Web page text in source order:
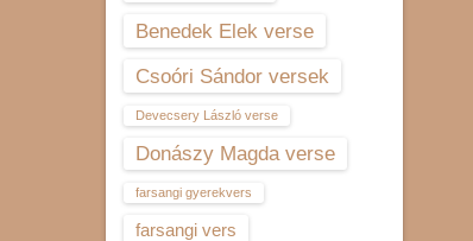
Benedek Elek verse
Csoóri Sándor versek
Devecsery László verse
Donászy Magda verse
farsangi gyerekvers
farsangi vers